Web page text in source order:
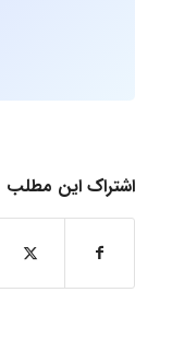
اشتراک این مطلب